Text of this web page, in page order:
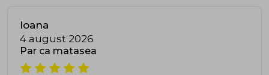
Ioana
4 august 2026
Par ca matasea